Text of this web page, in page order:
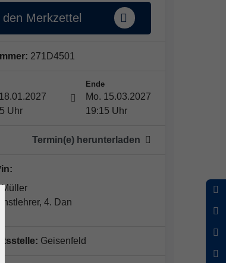
Merkzettel
271D4501
Uhr
Ende
Mo. 15.03.2027
19:15 Uhr
Termin(e) herunterladen
4. Dan
Geisenfeld